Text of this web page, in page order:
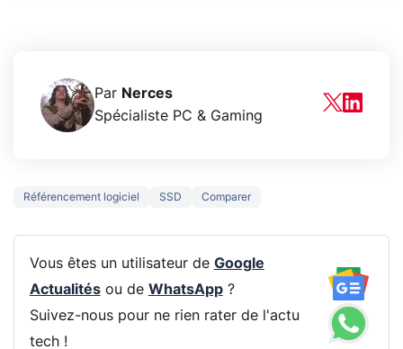
Par Nerces
Spécialiste PC & Gaming
Référencement logiciel SSD Comparer
Vous êtes un utilisateur de Google
Actualitésou de WhatsApp?
Suivez-nous pour ne rien rater de l'actu
tech !